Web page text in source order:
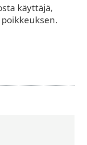
käyttäjä,